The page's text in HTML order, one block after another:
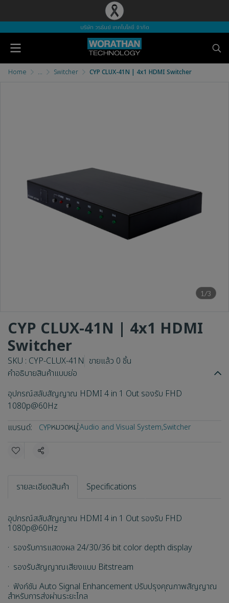
บริษัท วรธันย์ เทคโนโลยี จำกัด
Home ... Switcher CYP CLUX-41N | 4x1 HDMI Switcher
1/3
CYP CLUX-41N | 4x1 HDMI
Switcher
SKU : CYP-CLUX-41N ขายแล้ว 0 ชิ้น
คำอธิบายสินค้าแบบย่อ
อุปกรณ์สลับสัญญาณ HDMI 4 in 1 Out รองรับ FHD
1080p@60Hz
แบรนด์:
CYPหมวดหมู่:Audio and Visual System,Switcher
แชร์
รายละเอียดสินค้า Specifications
อุปกรณ์สลับสัญญาณ HDMI 4 in 1 Out รองรับ FHD
1080p@60Hz
· รองรับการแสดงผล 24/30/36 bit color depth display
· รองรับสัญญาณเสียงแบบ Bitstream
· ฟังก์ชัน Auto Signal Enhancement ปรับปรุงคุณภาพสัญญาณ
สำหรับการส่งผ่านระยะไกล